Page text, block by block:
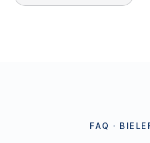
FAQ ·